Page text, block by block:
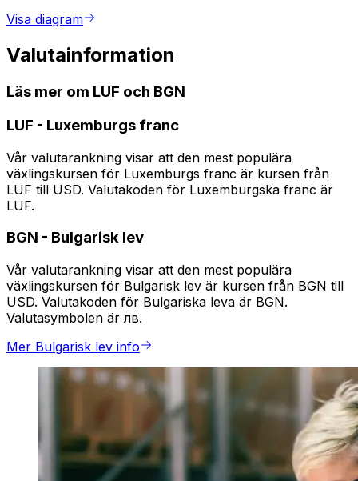
Visa diagram
Valutainformation
Läs mer om LUF och BGN
LUF - Luxemburgs franc
Vår valutarankning visar att den mest populära
växlingskursen för Luxemburgs franc är kursen från
LUF till USD. Valutakoden för Luxemburgska franc är
LUF.
BGN - Bulgarisk lev
Vår valutarankning visar att den mest populära
växlingskursen för Bulgarisk lev är kursen från BGN till
USD. Valutakoden för Bulgariska leva är BGN.
Valutasymbolen är лв.
Mer Bulgarisk lev info